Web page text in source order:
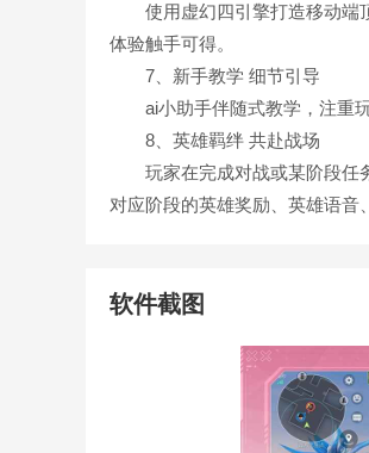
使用虚幻四引擎打造移动端顶
体验触手可得。
7、新手教学 细节引导
ai小助手伴随式教学，注重玩
8、英雄羁绊 共赴战场
玩家在完成对战或某阶段任务
对应阶段的英雄奖励、英雄语音
软件截图